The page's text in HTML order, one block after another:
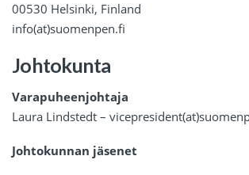
00530 Helsinki, Finland
info(at)suomenpen.fi
Johtokunta
Varapuheenjohtaja
Laura Lindstedt –
Johtokunnan jäsenet